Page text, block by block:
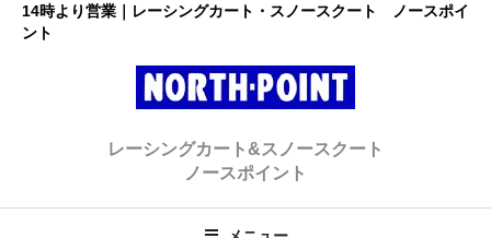
14時より営業｜レーシングカート・スノースクート ノースポイ
ント
ト ノースポイント
レーシングカート&スノースクート
ノースポイント